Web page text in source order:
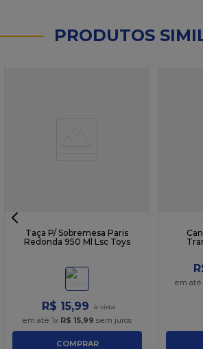
PRODUTOS
Taça P/ Sobremesa Paris
Redonda 950 Ml Lsc Toys
R$ 15,99
em até 1x R$ 15,99 sem juros
COMPRAR
em até